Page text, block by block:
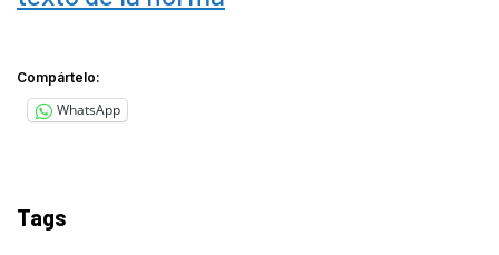
Compártelo:
WhatsApp
Tags